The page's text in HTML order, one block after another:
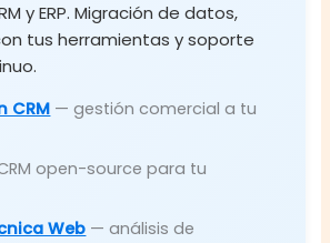
y ERP. Migración de datos,
tus herramientas y soporte
CRM — gestión comercial a tu
open-source para tu
Web — análisis de